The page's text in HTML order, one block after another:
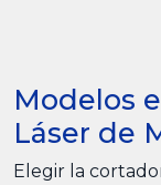
Modelos
Láser de
Elegir la